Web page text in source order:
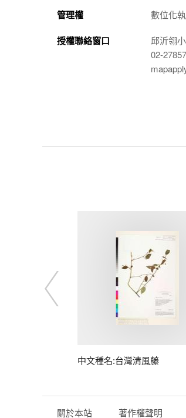
管理權 數位化
授權聯絡窗口
邱沂翎
02-
中文種名:台灣清風藤
關於本站 著作權聲明